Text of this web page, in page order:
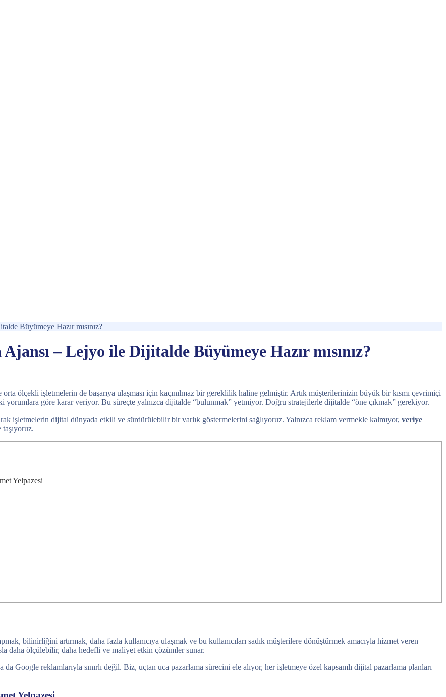
Büyümeye Hazır mısınız?
– Lejyo ile Dijitalde Büyümeye Hazır mısınız?
ölçekli işletmelerin de başarıya ulaşması için kaçınılmaz bir gereklilik haline gelmiştir. Artık müşterilerinizin büyük bir kısmı çevrimiçi
yorumlara göre karar veriyor. Bu süreçte yalnızca dijitalde “bulunmak” yetmiyor. Doğru stratejilerle dijitalde “öne çıkmak” gerekiyor.
işletmelerin dijital dünyada etkili ve sürdürülebilir bir varlık göstermelerini sağlıyoruz. Yalnızca reklam vermekle kalmıyor, veriye
Yelpazesi
bilinirliğini artırmak, daha fazla kullanıcıya ulaşmak ve bu kullanıcıları sadık müşterilere dönüştürmek amacıyla hizmet veren
daha ölçülebilir, daha hedefli ve maliyet etkin çözümler sunar.
Google reklamlarıyla sınırlı değil. Biz, uçtan uca pazarlama sürecini ele alıyor, her işletmeye özel kapsamlı dijital pazarlama planları